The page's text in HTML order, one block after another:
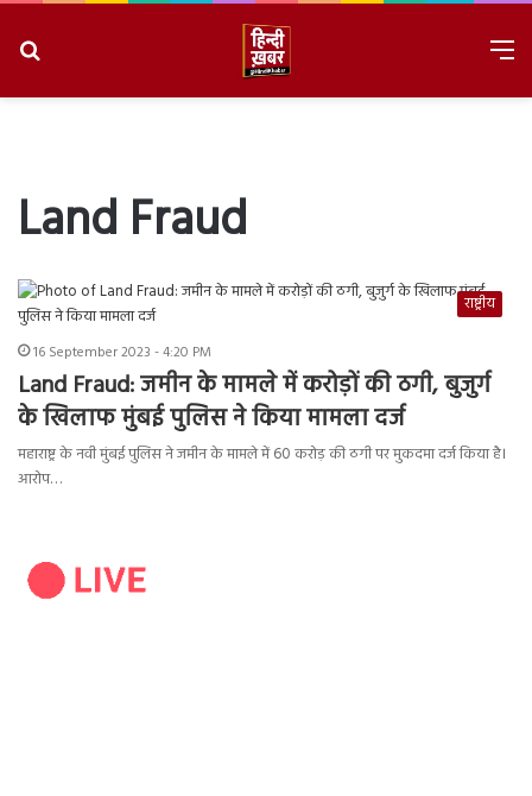
Land Fraud
राष्ट्रीय
16 September 2023 - 4:20 PM
Land Fraud: जमीन के मामले में करोड़ों की ठगी, बुजुर्ग
के खिलाफ मुंबई पुलिस ने किया मामला दर्ज
महाराष्ट्र के नवी मुंबई पुलिस ने जमीन के मामले में 60 करोड़ की ठगी पर मुकदमा दर्ज किया है।
आरोप…